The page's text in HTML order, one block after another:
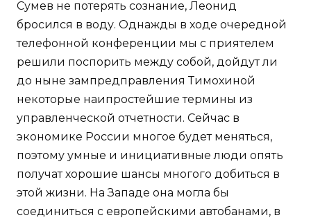
Сумев не потерять сознание, Леонид
бросился в воду. Однажды в ходе очередной
телефонной конференции мы с приятелем
решили поспорить между собой, дойдут ли
до ныне зампредправления Тимохиной
некоторые наипростейшие термины из
управленческой отчетности. Сейчас в
экономике России многое будет меняться,
поэтому умные и инициативные люди опять
получат хорошие шансы многого добиться в
этой жизни. На Западе она могла бы
соединиться с европейскими автобанами, в